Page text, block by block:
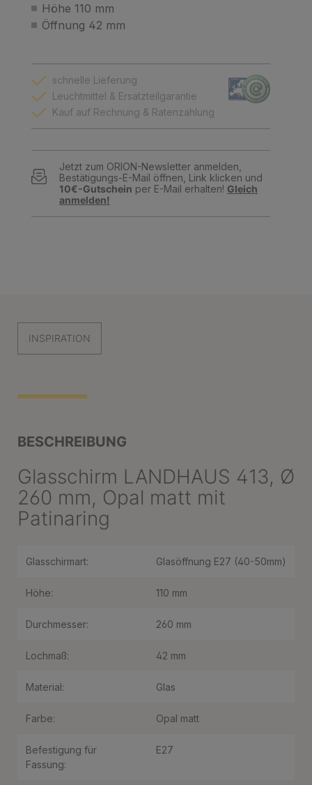
Höhe 110 mm
Öffnung 42 mm
schnelle Lieferung
Leuchtmittel & Ersatzteilgarantie
Kauf auf Rechnung & Ratenzahlung
Jetzt zum ORION-Newsletter anmelden,
Bestätigungs-E-Mail öffnen, Link klicken und
10€-Gutschein per E-Mail erhalten! Gleich
anmelden!
INSPIRATION
BESCHREIBUNG
Glasschirm LANDHAUS 413, Ø
260 mm, Opal matt mit
Patinaring
Glasschirmart: Glasöffnung E27 (40-50mm)
Höhe: 110 mm
Durchmesser: 260 mm
Lochmaß: 42 mm
Material: Glas
Farbe: Opal matt
Befestigung für
Fassung:
E27